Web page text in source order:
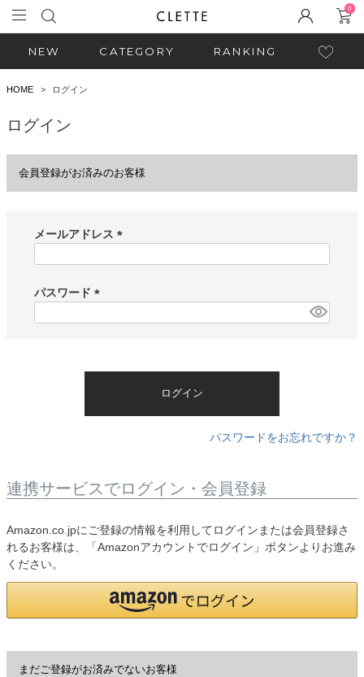
0
NEW CATEGORY RANKING
HOME ログイン
ログイン
会員登録がお済みのお客様
メールアドレス
)
パスワード
ログイン
パスワードをお忘れですか？
連携サービスでログイン・会員登録
Amazon.co.jpにご登録の情報を利用してログインまたは会員登録さ
れるお客様は、「Amazonアカウントでログイン」ボタンよりお進み
ください。
まだご登録がお済みでないお客様